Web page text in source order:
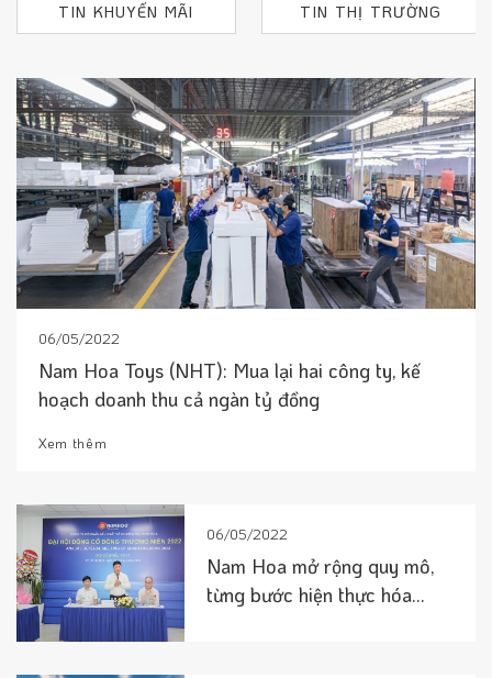
TIN KHUYẾN MÃI TIN THỊ TRƯỜNG
06/05/2022
Nam Hoa Toys (NHT): Mua lại hai công ty, kế
hoạch doanh thu cả ngàn tỷ đồng
Xem thêm
06/05/2022
Nam Hoa mở rộng quy mô,
từng bước hiện thực hóa